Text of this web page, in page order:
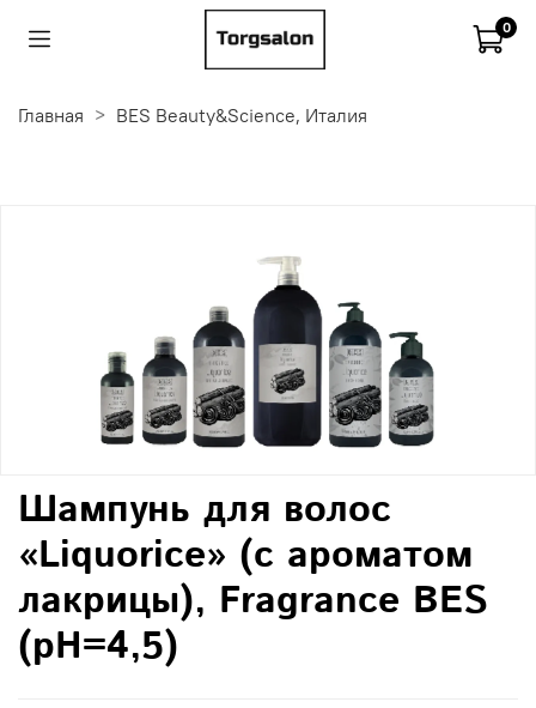
0
Главная BES Beauty&Science, Италия
Шампунь для волос
«Liquorice» (с ароматом
лакрицы), Fragrance BES
(pH=4,5)